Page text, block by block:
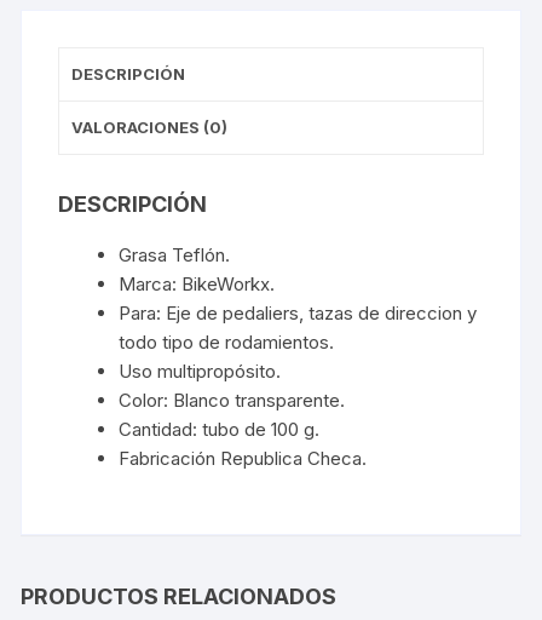
DESCRIPCIÓN
VALORACIONES (0)
DESCRIPCIÓN
Grasa Teflón.
Marca: BikeWorkx.
Para: Eje de pedaliers, tazas de direccion y
todo tipo de rodamientos.
Uso multipropósito.
Color: Blanco transparente.
Cantidad: tubo de 100 g.
Fabricación Republica Checa.
PRODUCTOS RELACIONADOS